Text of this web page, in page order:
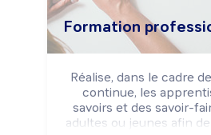
Formation
Réalise, dans le cadre
continue, les
savoirs et des savoir-
adultes ou jeunes afin